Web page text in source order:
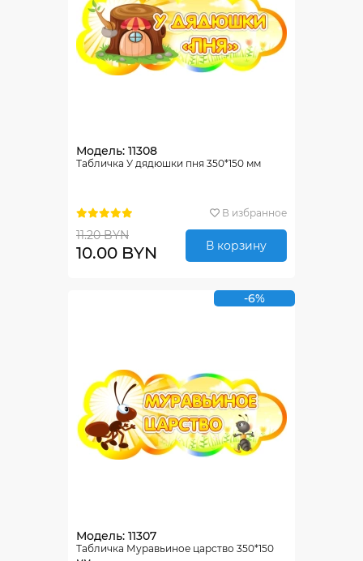
Модель: 11308
Табличка У дядюшки пня 350*150 мм
В избранное
11.20 BYN
10.00 BYN В корзину
-6%
Модель: 11307
Табличка Муравьиное царство 350*150